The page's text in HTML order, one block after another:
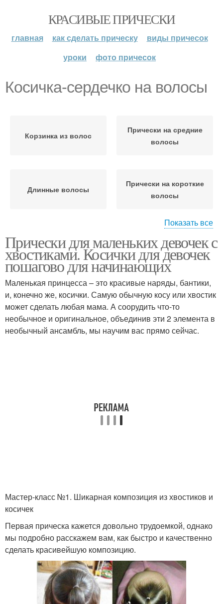
КРАСИВЫЕ ПРИЧЕСКИ
главная как сделать прическу
виды причесок
уроки
фото причесок
Косичка-сердечко на волосы
Корзинка из волос
Прически на средние
волосы
Длинные волосы
Прически на короткие
волосы
волосы
волосы
Волосы для детей Короткие волосы
короткими волосами
Прически на волосы
Показать все
Прически для маленьких девочек с
хвостиками. Косички для девочек
пошагово для начинающих
Маленькая принцесса – это красивые наряды, бантики,
и, конечно же, косички. Самую обычную косу или хвостик
может сделать любая мама. А соорудить что-то
необычное и оригинальное, объединив эти 2 элемента в
необычный ансамбль, мы научим вас прямо сейчас.
Мастер-класс №1. Шикарная композиция из хвостиков и
косичек
Первая прическа кажется довольно трудоемкой, однако
мы подробно расскажем вам, как быстро и качественно
сделать красивейшую композицию.